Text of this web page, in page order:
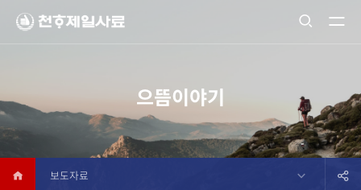
으뜸이야기
보도자료